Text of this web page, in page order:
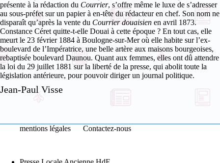
présente à la rédaction du Courrier, s’offre même le luxe de s’adresser
au sous-préfet sur un papier à en-tête du rédacteur en chef. Son nom ne
disparaît qu’après la vente du Courrier douaisien en avril 1873.
Constance Céret quitte-t-elle Douai à cette époque ? En tout cas, elle
meurt le 23 février 1884 à Boulogne-sur-Mer où elle habite sur l’ex-
boulevard de l’Impératrice, une belle artère aux maisons bourgeoises,
rebaptisée boulevard Daunou. Quant aux femmes, elles ont dû attendre
la loi du 29 juillet 1881 sur la liberté de la presse, qui abolit toute la
législation antérieure, pour pouvoir diriger un journal politique.
Jean-Paul Visse
mentions légales Contactez-nous